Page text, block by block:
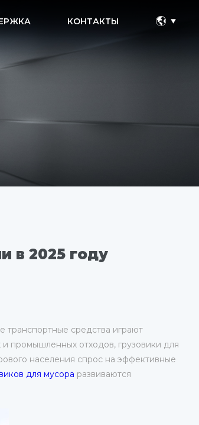
КОНТАКТЫ
в 2025 году
транспортные средства играют
промышленных отходов, грузовики для
населения спрос на эффективные
для мусора развиваются